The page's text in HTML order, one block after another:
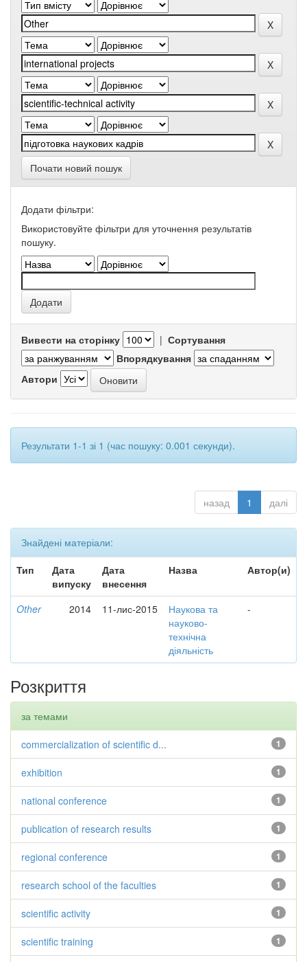
Почати новий пошук
Додати фільтри:
Використовуйте фільтри для уточнення результатів
пошуку.
Вивести на сторінку | Сортування
Впорядкування
Автори
Результати 1-1 зі 1 (час пошуку: 0.001 секунди).
назад 1 далі
Знайдені матеріали:
Тип
Дата
випуску
Дата
внесення
Назва Автор(и)
Other 2014 11-лис-2015
Наукова та
науково-
технічна
діяльність
-
Розкриття
за темами
1
commercialization of scientific d...
1
exhibition
1
national conference
1
publication of research results
1
regional conference
1
research school of the faculties
1
scientific activity
1
scientific training